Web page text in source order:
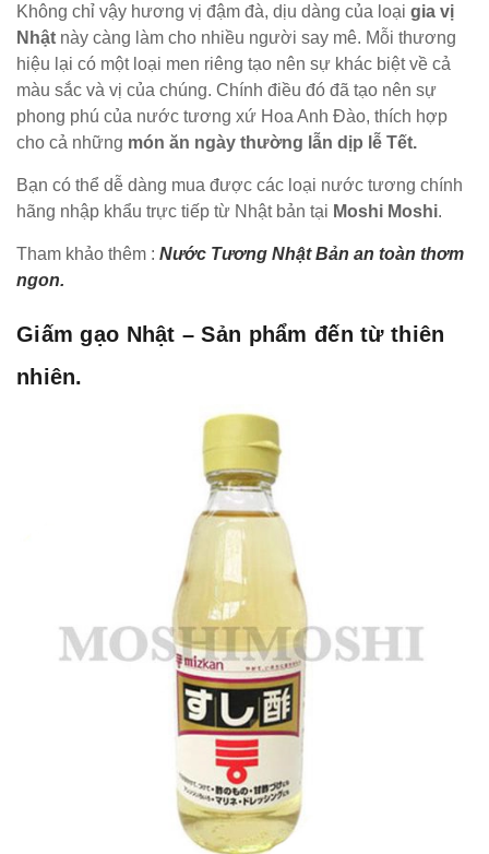
Không chỉ vậy hương vị đậm đà, dịu dàng của loại gia vị
Nhật này càng làm cho nhiều người say mê. Mỗi thương
hiệu lại có một loại men riêng tạo nên sự khác biệt về cả
màu sắc và vị của chúng. Chính điều đó đã tạo nên sự
phong phú của nước tương xứ Hoa Anh Đào, thích hợp
cho cả những món ăn ngày thường lẫn dịp lễ Tết.
Bạn có thể dễ dàng mua được các loại nước tương chính
hãng nhập khẩu trực tiếp từ Nhật bản tại Moshi Moshi.
Tham khảo thêm : Nước Tương Nhật Bản an toàn thơm
ngon.
Giấm gạo Nhật – Sản phẩm đến từ thiên
nhiên.